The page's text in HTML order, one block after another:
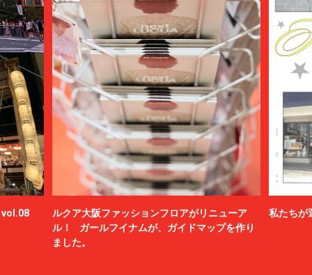
vol.08
ルクア大阪ファッションフロアがリニューア
ル！ ガールフイナムが、ガイドマップを作り
ました。
私たちが